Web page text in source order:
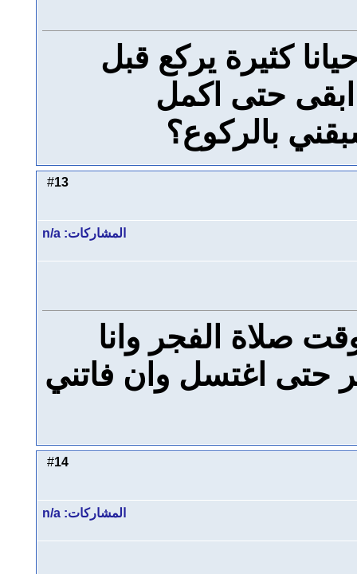
كثيرة يركع قبل
ابقى حتى اكمل
بالركوع؟
13
المشاركات: n/a
صلاة الفجر وانا
حتى اغتسل وان فاتني
14
المشاركات: n/a